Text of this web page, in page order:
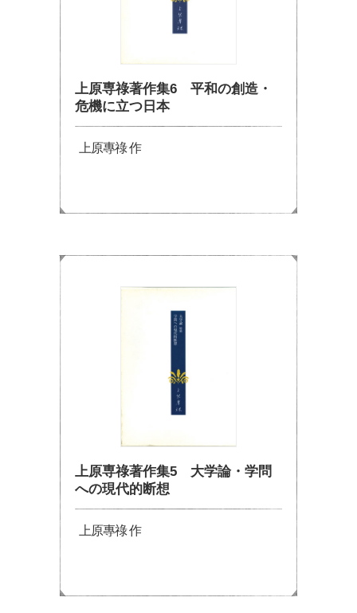
上原専祿著作集6 平和の創造・
危機に立つ日本
上原專祿 作
上原専祿著作集5 大学論・学問
への現代的断想
上原專祿 作